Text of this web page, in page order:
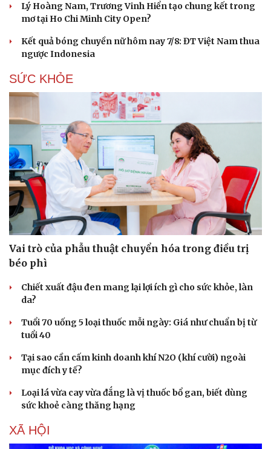
Lý Hoàng Nam, Trương Vinh Hiển tạo chung kết trong
mơ tại Ho Chi Minh City Open?
Kết quả bóng chuyền nữ hôm nay 7/8: ĐT Việt Nam thua
ngược Indonesia
SỨC KHỎE
Vai trò của phẫu thuật chuyển hóa trong điều trị
béo phì
Chiết xuất đậu đen mang lại lợi ích gì cho sức khỏe, làn
da?
Tuổi 70 uống 5 loại thuốc mỗi ngày: Giá như chuẩn bị từ
tuổi 40
Tại sao cần cấm kinh doanh khí N2O (khí cười) ngoài
mục đích y tế?
Loại lá vừa cay vừa đắng là vị thuốc bổ gan, biết dùng
sức khoẻ càng thăng hạng
XÃ HỘI